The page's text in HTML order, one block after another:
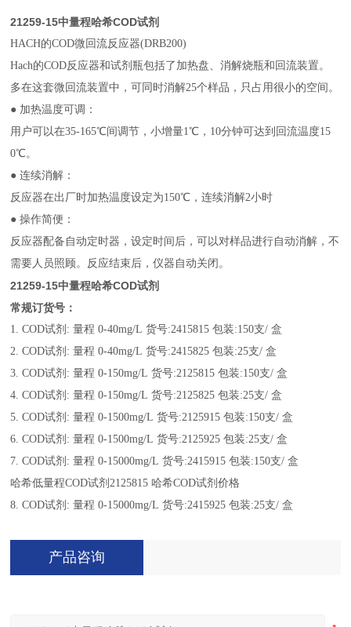
21259-15中量程哈希COD试剂
HACH的COD微回流反应器(DRB200)
Hach的COD反应器和试剂瓶包括了加热盘、消解烧瓶和回流装置。
多在这套微回流装置中，可同时消解25个样品，只占用很小的空间。
● 加热温度可调：
用户可以在35-165℃间调节，小增量1℃，10分钟可达到回流温度15
0℃。
● 连续消解：
反应器在出厂时加热温度设定为150℃，连续消解2小时
● 操作简便：
反应器配备自动定时器，设定时间后，可以对样品进行自动消解，不
需要人员照顾。反应结束后，仪器自动关闭。
21259-15中量程哈希COD试剂
常规订货号：
1. COD试剂: 量程 0-40mg/L 货号:2415815 包装:150支/ 盒
2. COD试剂: 量程 0-40mg/L 货号:2415825 包装:25支/ 盒
3. COD试剂: 量程 0-150mg/L 货号:2125815 包装:150支/ 盒
4. COD试剂: 量程 0-150mg/L 货号:2125825 包装:25支/ 盒
5. COD试剂: 量程 0-1500mg/L 货号:2125915 包装:150支/ 盒
6. COD试剂: 量程 0-1500mg/L 货号:2125925 包装:25支/ 盒
7. COD试剂: 量程 0-15000mg/L 货号:2415915 包装:150支/ 盒
哈希低量程COD试剂2125815 哈希COD试剂价格
8. COD试剂: 量程 0-15000mg/L 货号:2415925 包装:25支/ 盒
产品咨询